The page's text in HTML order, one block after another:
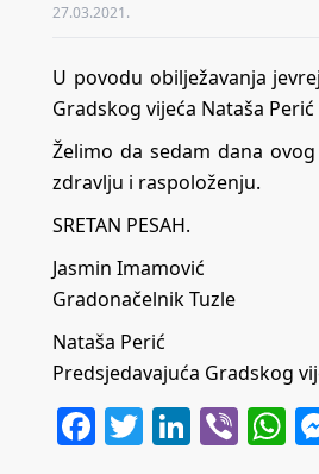
27.03.2021.
U povodu obilježavanja
Gradskog vijeća Nataša
Želimo da sedam dana
zdravlju i raspoloženju.
SRETAN PESAH.
Jasmin Imamović
Gradonačelnik Tuzle
Nataša Perić
Predsjedavajuća Gradskog
Facebook
Twitter